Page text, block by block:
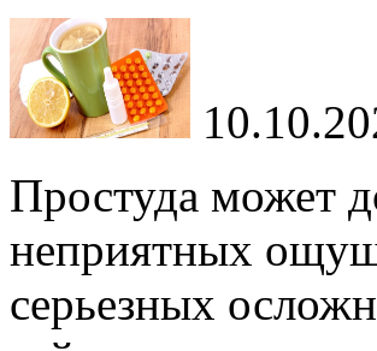
Простуда может
неприятных
серьезных